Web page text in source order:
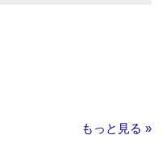
もっと見る »